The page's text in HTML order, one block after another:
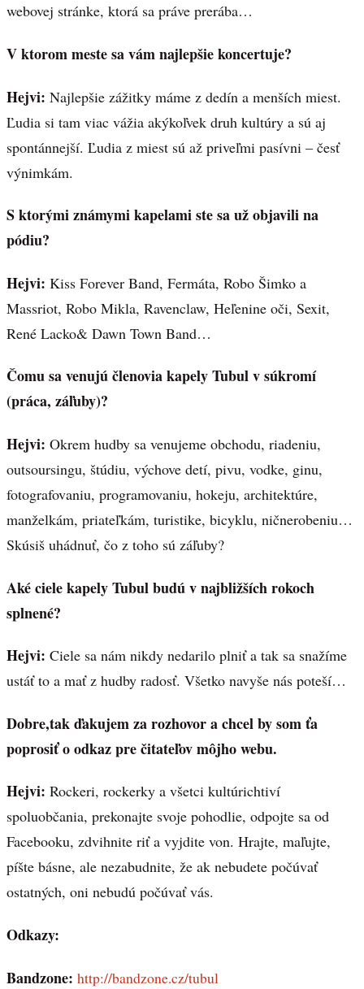
webovej stránke, ktorá sa práve prerába…
V ktorom meste sa vám najlepšie koncertuje?
Hejvi: Najlepšie zážitky máme z dedín a menších miest.
Ľudia si tam viac vážia akýkoľvek druh kultúry a sú aj
spontánnejší. Ľudia z miest sú až priveľmi pasívni – česť
výnimkám.
S ktorými známymi kapelami ste sa už objavili na
pódiu?
Hejvi: Kiss Forever Band, Fermáta, Robo Šimko a
Massriot, Robo Mikla, Ravenclaw, Heľenine oči, Sexit,
René Lacko& Dawn Town Band…
Čomu sa venujú členovia kapely Tubul v súkromí
(práca, záľuby)?
Hejvi: Okrem hudby sa venujeme obchodu, riadeniu,
outsoursingu, štúdiu, výchove detí, pivu, vodke, ginu,
fotografovaniu, programovaniu, hokeju, architektúre,
manželkám, priateľkám, turistike, bicyklu, ničnerobeniu…
Skúsiš uhádnuť, čo z toho sú záľuby?
Aké ciele kapely Tubul budú v najbližších rokoch
splnené?
Hejvi: Ciele sa nám nikdy nedarilo plniť a tak sa snažíme
ustáť to a mať z hudby radosť. Všetko navyše nás poteší…
Dobre,tak ďakujem za rozhovor a chcel by som ťa
poprosiť o odkaz pre čitateľov môjho webu.
Hejvi: Rockeri, rockerky a všetci kultúrichtiví
spoluobčania, prekonajte svoje pohodlie, odpojte sa od
Facebooku, zdvihnite riť a vyjdite von. Hrajte, maľujte,
píšte básne, ale nezabudnite, že ak nebudete počúvať
ostatných, oni nebudú počúvať vás.
Odkazy:
Bandzone: http://bandzone.cz/tubul